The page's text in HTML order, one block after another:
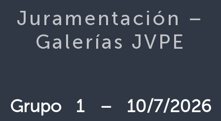
Juramentación –
Galerías JVPE
Grupo 1 – 10/7/2026